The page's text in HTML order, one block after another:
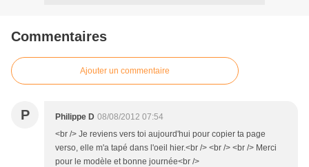
Commentaires
Ajouter un commentaire
P Philippe D 08/08/2012 07:54
<br /> Je reviens vers toi aujourd'hui pour copier ta page
verso, elle m'a tapé dans l'oeil hier.<br /> <br /> <br /> Merci
pour le modèle et bonne journée<br />